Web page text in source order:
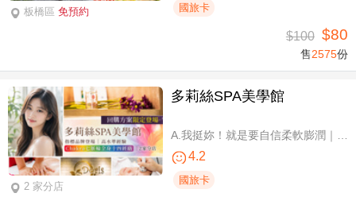
板橋區 免預約 國旅卡
$100 $80
售2575份
2 家分店
多莉絲SPA美學館
4.2
國旅卡